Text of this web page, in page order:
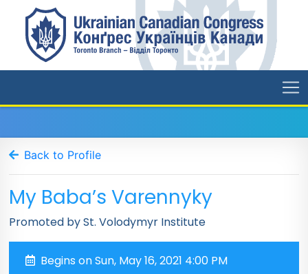
Back to Profile
My Baba’s Varennyky
Promoted by St. Volodymyr Institute
Begins on Sun, May 16, 2021 4:00 PM